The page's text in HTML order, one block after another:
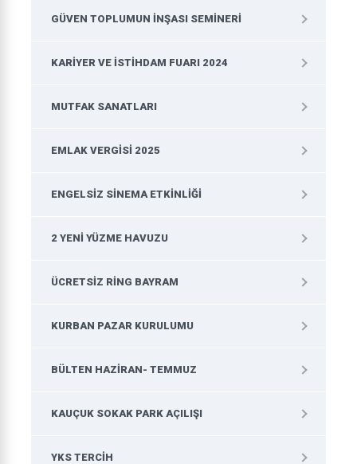
GÜVEN TOPLUMUN İNŞASI SEMINERI
KARIYER VE İSTIHDAM FUARI 2024
MUTFAK SANATLARI
EMLAK VERGISI 2025
ENGELSIZ SINEMA ETKINLIĞI
2 YENI YÜZME HAVUZU
ÜCRETSIZ RING BAYRAM
KURBAN PAZAR KURULUMU
BÜLTEN HAZIRAN- TEMMUZ
KAUÇUK SOKAK PARK AÇILIŞI
YKS TERCIH